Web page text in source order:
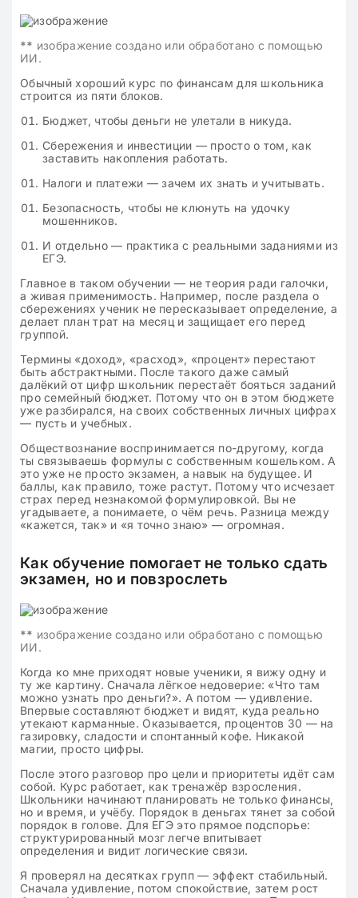
** изображение создано или обработано с помощью
ИИ.
Обычный хороший курс по финансам для школьника
строится из пяти блоков.
Бюджет, чтобы деньги не улетали в никуда.
Сбережения и инвестиции — просто о том, как
заставить накопления работать.
Налоги и платежи — зачем их знать и учитывать.
Безопасность, чтобы не клюнуть на удочку
мошенников.
И отдельно — практика с реальными заданиями из
ЕГЭ.
Главное в таком обучении — не теория ради галочки,
а живая применимость. Например, после раздела о
сбережениях ученик не пересказывает определение, а
делает план трат на месяц и защищает его перед
группой.
Термины «доход», «расход», «процент» перестают
быть абстрактными. После такого даже самый
далёкий от цифр школьник перестаёт бояться заданий
про семейный бюджет. Потому что он в этом бюджете
уже разбирался, на своих собственных личных цифрах
— пусть и учебных.
Обществознание воспринимается по-другому, когда
ты связываешь формулы с собственным кошельком. А
это уже не просто экзамен, а навык на будущее. И
баллы, как правило, тоже растут. Потому что исчезает
страх перед незнакомой формулировкой. Вы не
угадываете, а понимаете, о чём речь. Разница между
«кажется, так» и «я точно знаю» — огромная.
Как обучение помогает не только сдать
экзамен, но и повзрослеть
** изображение создано или обработано с помощью
ИИ.
Когда ко мне приходят новые ученики, я вижу одну и
ту же картину. Сначала лёгкое недоверие: «Что там
можно узнать про деньги?». А потом — удивление.
Впервые составляют бюджет и видят, куда реально
утекают карманные. Оказывается, процентов 30 — на
газировку, сладости и спонтанный кофе. Никакой
магии, просто цифры.
После этого разговор про цели и приоритеты идёт сам
собой. Курс работает, как тренажёр взросления.
Школьники начинают планировать не только финансы,
но и время, и учёбу. Порядок в деньгах тянет за собой
порядок в голове. Для ЕГЭ это прямое подспорье:
структурированный мозг легче впитывает
определения и видит логические связи.
Я проверял на десятках групп — эффект стабильный.
Сначала удивление, потом спокойствие, затем рост